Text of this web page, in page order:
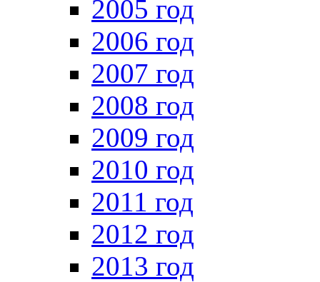
2005 год
2006 год
2007 год
2008 год
2009 год
2010 год
2011 год
2012 год
2013 год